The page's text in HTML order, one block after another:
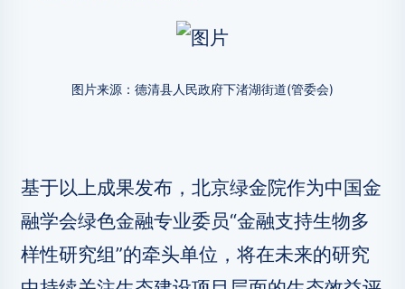
图片来源：德清县人民政府下渚湖街道(管委会)
基于以上成果发布，北京绿金院作为中国金
融学会绿色金融专业委员“金融支持生物多
样性研究组”的牵头单位，将在未来的研究